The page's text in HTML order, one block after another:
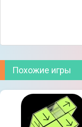
прохождения
дополнительные
трудности, вы
подсказками,
запутанном деле.
Похожие игры